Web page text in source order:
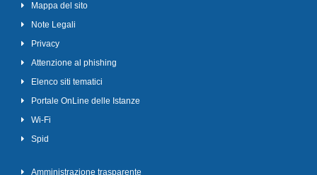
Mappa del sito
Note Legali
Privacy
Attenzione al phishing
Elenco siti tematici
Portale OnLine delle Istanze
Wi-Fi
Spid
Amministrazione trasparente